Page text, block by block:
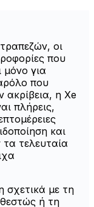
οι
που
μόνο για
που
ακρίβεια, η Xe
πλήρεις,
και
τα τελευταία
σχετικά με τη
ή τη